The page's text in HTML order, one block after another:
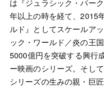
は『ジュラシック・パー
年以上の時を経て、2015
ルド』としてスケールア
ック・ワールド／炎の王
5000億円を突破する興行
ー映画のシリーズ。そし
シリーズの生みの親・巨